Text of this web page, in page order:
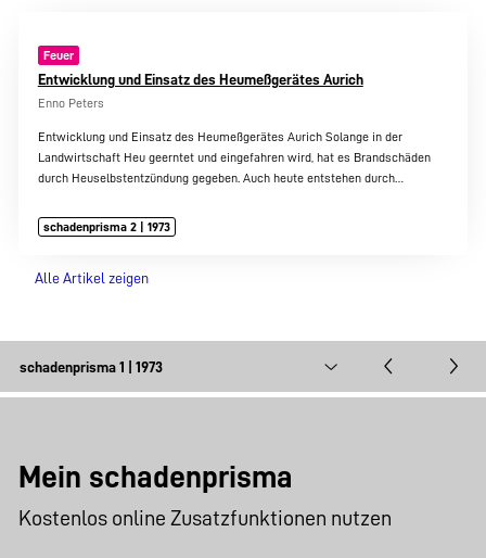
Feuer
Entwicklung und Einsatz des Heumeßgerätes Aurich
Enno Peters
Entwicklung und Einsatz des Heumeßgerätes Aurich Solange in der
Landwirtschaft Heu geerntet und eingefahren wird, hat es Brandschäden
durch Heuselbstentzündung gegeben. Auch heute entstehen durch…
schadenprisma 2 | 1973
Alle Artikel zeigen
Mein schadenprisma
Kostenlos online Zusatzfunktionen nutzen